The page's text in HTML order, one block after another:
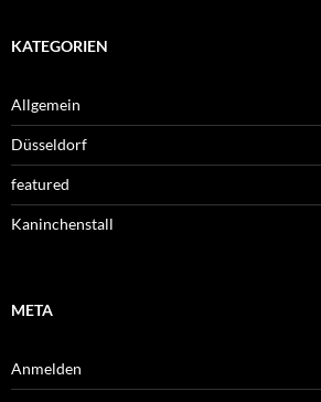
KATEGORIEN
Allgemein
Düsseldorf
featured
Kaninchenstall
META
Anmelden